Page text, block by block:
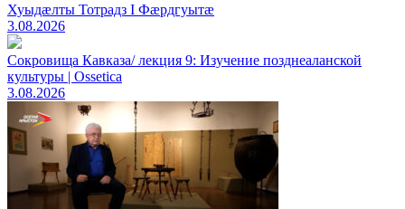
Хуыдæлты Тотрадз I Фæрдгуытæ
3.08.2026
Сокровища Кавказа/ лекция 9: Изучение позднеаланской
культуры | Ossetica
3.08.2026